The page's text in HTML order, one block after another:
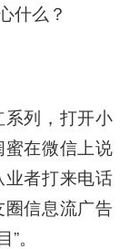
什么？
列，打开小
在微信上说
者打来电话
信息流广告
。